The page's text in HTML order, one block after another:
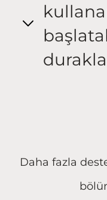
Daha fazla